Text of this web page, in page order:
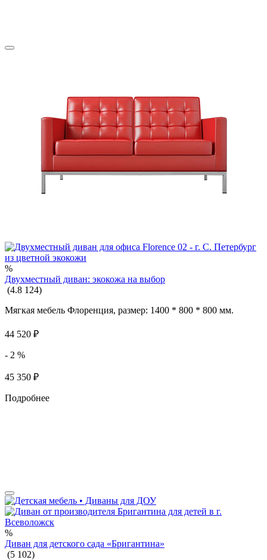
%
Двухместный диван: экокожа на выбор
(4.8 124)
Мягкая мебель Флоренция, размер: 1400 * 800 * 800 мм.
44 520 ₽
- 2 %
45 350 ₽
Подробнее
%
Диван для детского сада «Бригантина»
(5 102)